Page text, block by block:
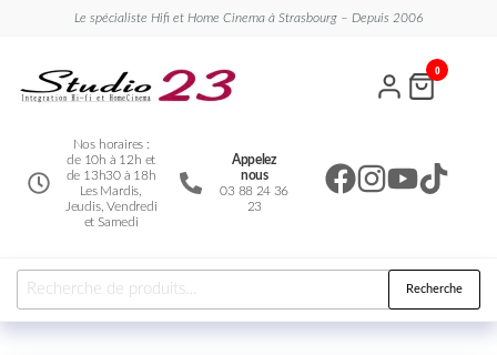
Le spécialiste Hifi et Home Cinema à Strasbourg – Depuis 2006
Nos horaires :
de 10h à 12h et
de 13h30 à 18h
Les Mardis,
Jeudis, Vendredi
et Samedi
Appelez
nous
03 88 24 36
23
0
Recherche